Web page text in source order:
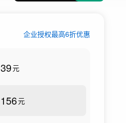
企业授权最高6折优惠
39元
156元